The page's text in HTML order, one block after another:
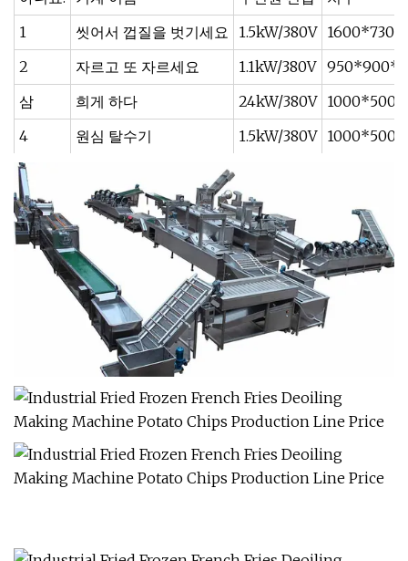
1
씻어서 껍질을 벗기세요 1.5kW/380V
2
자르고 또 자르세요 1.1kW/380V
삼
희게 하다 24kW/380V
4
원심 탈수기 1.5kW/380V